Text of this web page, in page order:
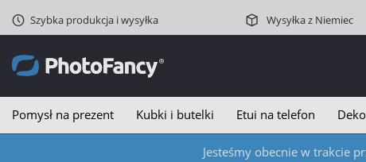
Szybka produkcja i wysyłka Wysyłka z Niemiec
Pomysł na prezent Kubki i butelki Etui na telefon
Jesteśmy obecnie w trakcie